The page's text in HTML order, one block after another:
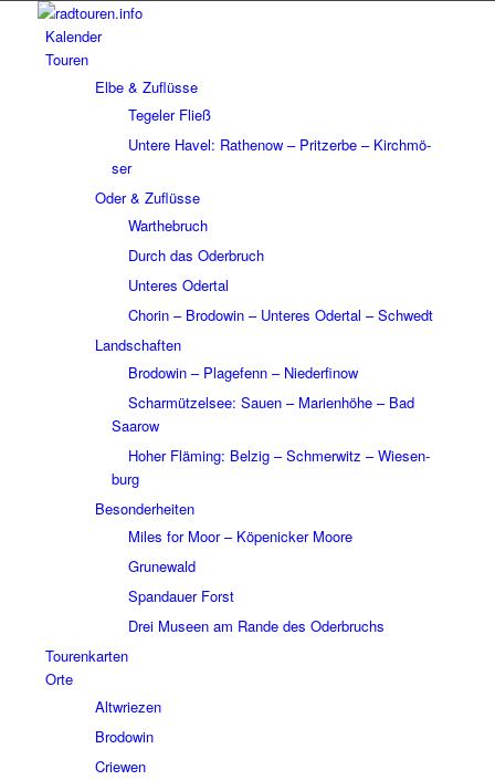
Kalen­der
Touren
Elbe & Zuflüsse
Tege­ler Fließ
Untere Havel: Rathe­now – Prit­zerbe – Kirch­mö­
ser
Oder & Zuflüsse
Wart­he­bruch
Durch das Oder­bruch
Unte­res Oder­tal
Chorin – Brodo­win – Unte­res Oder­tal – Schwedt
Land­schaf­ten
Brodo­win – Plage­fenn – Nieder­fi­now
Schar­müt­zel­see: Sauen – Mari­en­höhe – Bad
Saarow
Hoher Fläming: Belzig – Schmer­witz – Wiesen­
burg
Beson­der­hei­ten
Miles for Moor – Köpe­nicker Moore
Grune­wald
Span­dauer Forst
Drei Museen am Rande des Oder­bruchs
Touren­kar­ten
Orte
Altwrie­zen
Brodo­win
Crie­wen